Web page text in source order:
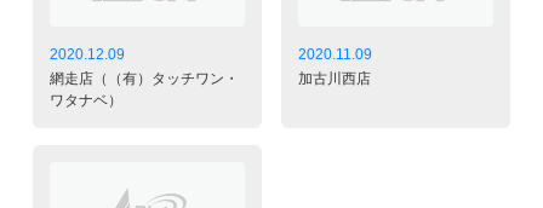
2020.12.09
網走店（（有）タッチワン・
ワタナベ）
2020.11.09
加古川西店